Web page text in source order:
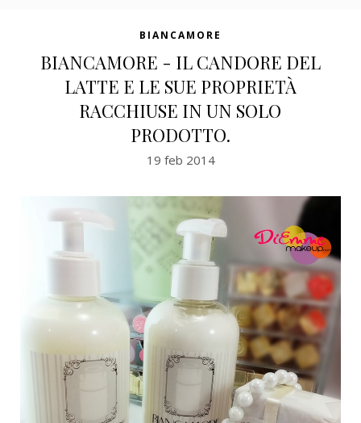
BIANCAMORE
BIANCAMORE - IL CANDORE DEL
LATTE E LE SUE PROPRIETÀ
RACCHIUSE IN UN SOLO
PRODOTTO.
19 feb 2014